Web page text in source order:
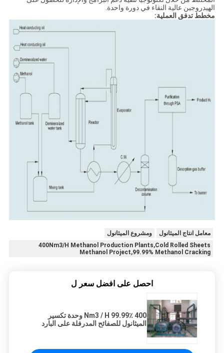
الهيدروجين عالية النقاء في دورة واحدة.
مخطط تدفق العملية:
معامل انتاج الميثانول
ومشروع الميثانول
400Nm3/H Methanol Production Plants,Cold Rolled Sheets
Methanol Project,99.99% Methanol Cracking
احصل على افضل سعر ل
400 Nm3 / H 99.99٪ وحدة تكسير
الميثانول للصفائح المدرفلة على البارد